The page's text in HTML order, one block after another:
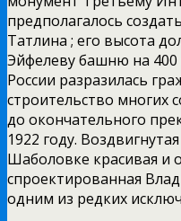
предполагалось
Татлина ; его высота
Эйфелеву башню на
России разразилась
строительство многих
до окончательного
1922 году.
Шаболовке красивая и
спроектированная
одним из редких